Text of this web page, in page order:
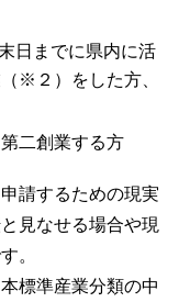
日までに県内に活
※２）をした方、
二創業する方
請するための現実
見なせる場合や現
。
標準産業分類の中